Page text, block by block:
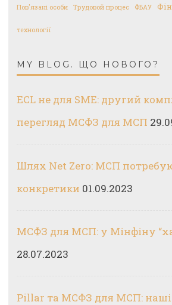
Пов'язані особи Трудовой процес ФБАУ
технології
MY BLOG. ЩО НОВОГО?
ECL не для SME: другий
перегляд МСФЗ для МСП
Шлях Net Zero: МСП
конкретики 01.09.2023
МСФЗ для МСП: у Мінфіну
28.07.2023
Pillar та МСФЗ для МСП: наші